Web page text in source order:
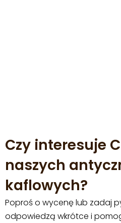
Czy interesuje
naszych
kaflowych?
Poproś o wycenę lub zadaj
odpowiedzą wkrótce i